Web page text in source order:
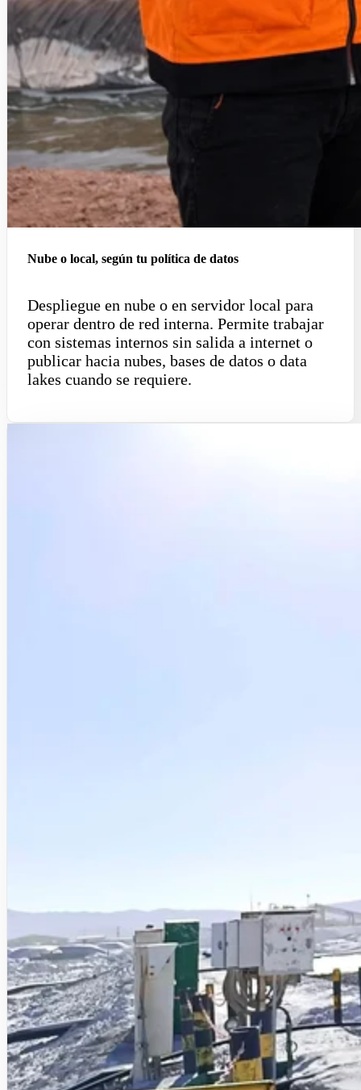
Nube o local, según tu política de datos
Despliegue en nube o en servidor local para
operar dentro de red interna. Permite trabajar
con sistemas internos sin salida a internet o
publicar hacia nubes, bases de datos o data
lakes cuando se requiere.